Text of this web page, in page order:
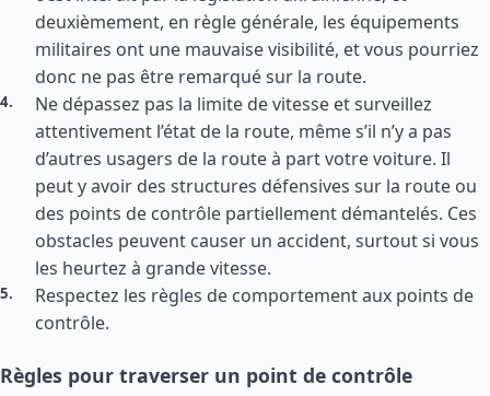
deuxièmement, en règle générale, les équipements
militaires ont une mauvaise visibilité, et vous pourriez
donc ne pas être remarqué sur la route.
Ne dépassez pas la limite de vitesse et surveillez
attentivement l’état de la route, même s’il n’y a pas
d’autres usagers de la route à part votre voiture. Il
peut y avoir des structures défensives sur la route ou
des points de contrôle partiellement démantelés. Ces
obstacles peuvent causer un accident, surtout si vous
les heurtez à grande vitesse.
Respectez les règles de comportement aux points de
contrôle.
Règles pour traverser un point de contrôle